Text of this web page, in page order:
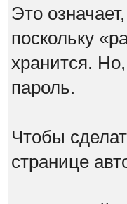
Это
поскольку
хранится.
пароль.
Чтобы
странице